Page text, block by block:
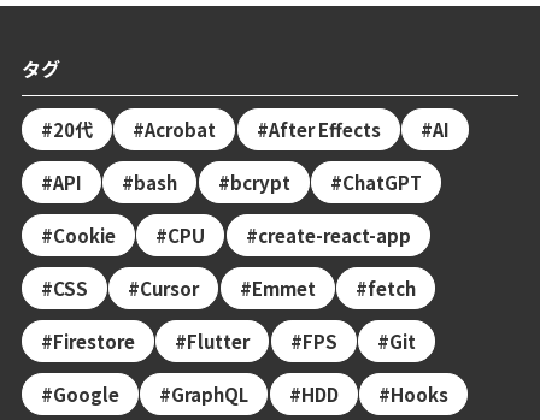
タグ
20代 Acrobat After Effects AI
API bash bcrypt ChatGPT
Cookie CPU create-react-app
CSS Cursor Emmet fetch
Firestore Flutter FPS Git
Google GraphQL HDD Hooks